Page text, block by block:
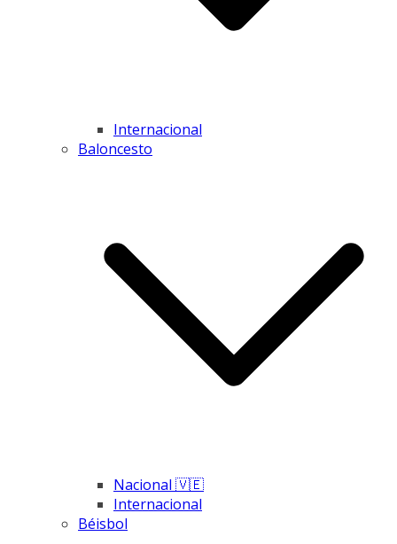
Internacional
Baloncesto
Nacional 🇻🇪
Internacional
Béisbol